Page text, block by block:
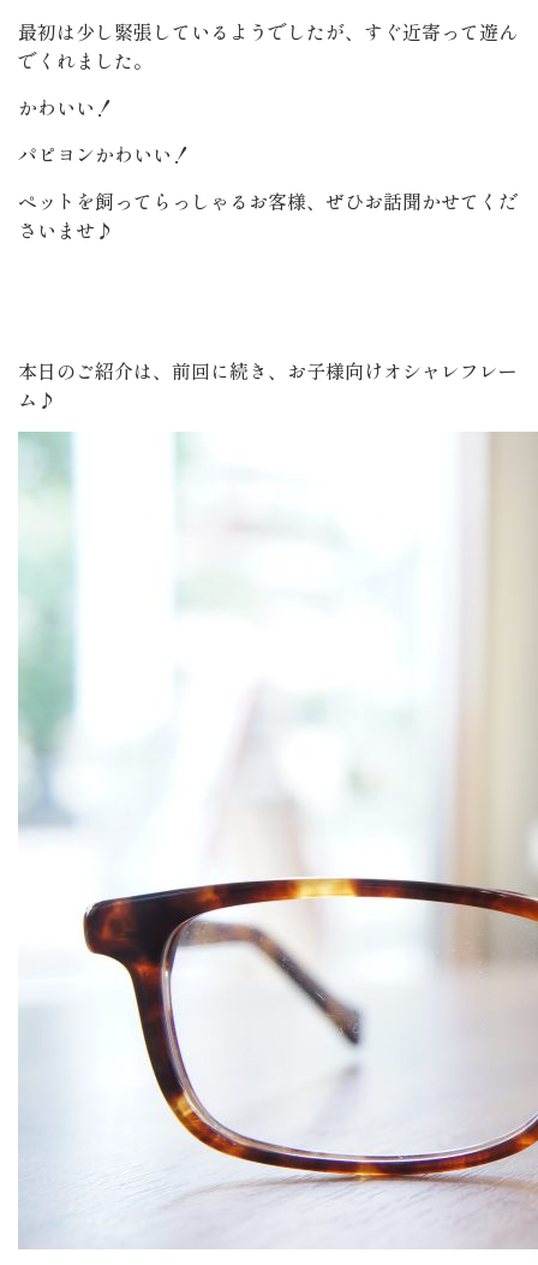
最初は少し緊張しているようでしたが、すぐ近寄って遊ん
でくれました。
かわいい！
パピヨンかわいい！
ペットを飼ってらっしゃるお客様、ぜひお話聞かせてくだ
さいませ♪
本日のご紹介は、前回に続き、お子様向けオシャレフレー
ム♪